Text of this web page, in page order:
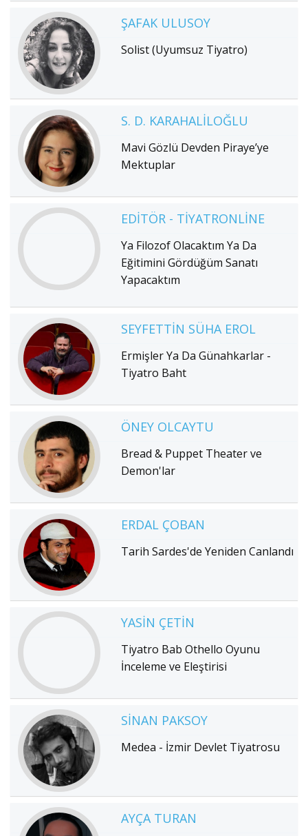
ŞAFAK ULUSOY
Solist (Uyumsuz Tiyatro)
S. D. KARAHALILOĞLU
Mavi Gözlü Devden Piraye’ye
Mektuplar
EDITÖR - TIYATRONLINE
Ya Filozof Olacaktım Ya Da
Eğitimini Gördüğüm Sanatı
Yapacaktım
SEYFETTIN SÜHA EROL
Ermişler Ya Da Günahkarlar -
Tiyatro Baht
ÖNEY OLCAYTU
Bread & Puppet Theater ve
Demon'lar
ERDAL ÇOBAN
Tarih Sardes'de Yeniden Canlandı
YASIN ÇETIN
Tiyatro Bab Othello Oyunu
İnceleme ve Eleştirisi
SINAN PAKSOY
Medea - İzmir Devlet Tiyatrosu
AYÇA TURAN